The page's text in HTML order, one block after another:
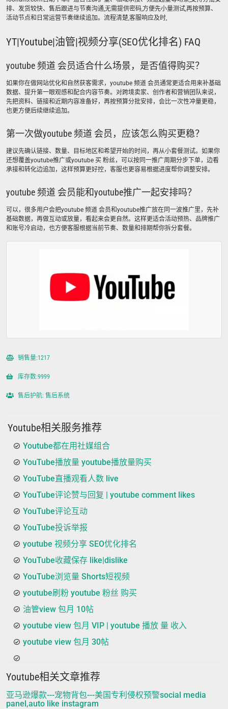
排、发货较快、售后跟进与节奏沟通,无需提供密码,方便先小量测试,再按预算、
活动节点和日常运营节奏继续追加。流程清楚,客服响应及时,
YT|Youtube|油管|视频分享(SEO优化排名) FAQ
youtube 频道 会员适合什么场景，是否值得购买？
如果你在做网站优化和自然获客需求，youtube 频道 会员通常更适合用来补基础
数据、提升第一眼观感和配合内容节奏。对跨境卖家、创作者和营销团队来说，
先把资料、链接和近期内容准备好，再按预算分批安排，会比一次性冲量更稳，
也更方便后续继续追加。
第一次做youtube 频道 会员，应该怎么购买更稳？
建议先确认链接、数量、目标地区和希望开始的时间，再从小套餐测试。如果你
还想覆盖youtube推广或youtube 买 粉丝，可以按同一推广周期分步下单，边看
承接和转化边追加，这样预算更好控，客服也更容易根据进度帮你调整安排。
youtube 频道 会员能和youtube推广一起安排吗？
可以，很多用户会把youtube 频道 会员和youtube推广放在同一波推广里，先补
基础数据，再做互动或放量，看起来会更自然。这样更适合活动预热、品牌推广
和账号冷启动，也方便客服根据当前节奏、数量和排期帮你拆分套餐。
销售量:1217
库存数:9999
售后护航: 售后系统
Youtube相关服务推荐
Youtube都在用社媒组合
YouTube播放量 youtube播放量购买
YouTube直播观看人数 live
YouTube评论赞与回复 | youtube comment likes
YouTube评论互动
YouTube投诉举报
youtube 视频分享 SEO优化排名
YouTube收藏保存 like|dislike
YouTube浏览量 Shorts短视频
youtube刷粉 youtube 粉丝 购买
油管view 包月 10帖
youtube view 包月 VIP | youtube 播放 量 收入
youtube view 包月 30帖
Youtube相关文章推荐
亚马逊爆款---宠物背包---美国专利侵权预警social media
panel,auto like instagram